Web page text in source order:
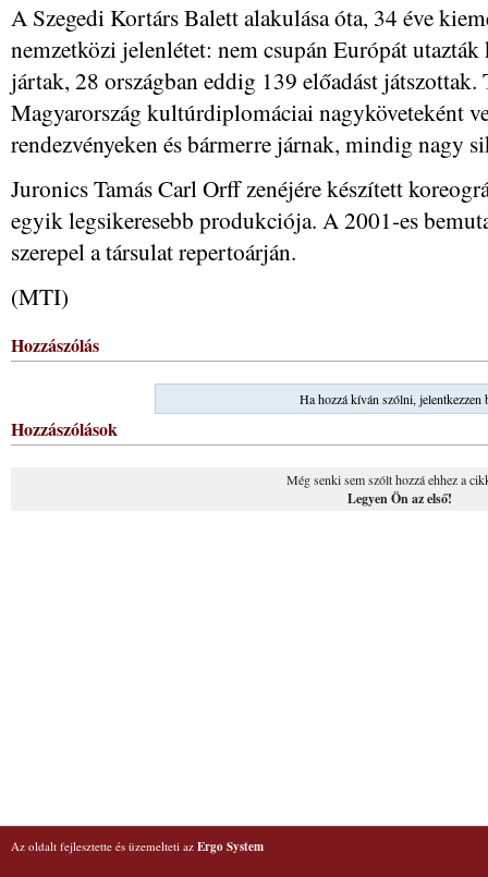
A Szegedi Kortárs Balett alakulása óta, 34 éve
nemzetközi jelenlétet: nem csupán Európát
jártak, 28 országban eddig 139 előadást
Magyarország kultúrdiplomáciai nagyköveteként
rendezvényeken és bármerre járnak, mindig nagy
Juronics Tamás Carl Orff zenéjére készített
egyik legsikeresebb produkciója. A 2001-es
szerepel a társulat repertoárján.
(MTI)
Hozzászólás
Ha hozzá kíván szólni, jelentkezzen
Hozzászólások
Még senki sem szólt hozzá ehhez a
Legyen Ön az első!
Az oldalt fejlesztette és üzemelteti az Ergo System